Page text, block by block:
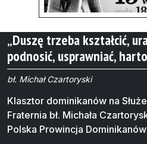
„Duszę trzeba kształcić,
podnosić, usprawniać,
bł. Michał Czartoryski
Klasztor dominikanów na
Fraternia bł. Michała
Polska Prowincja Dominikanów